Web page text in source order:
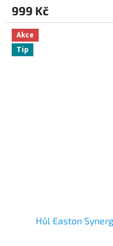
999 Kč
Akce
Tip
Hůl Easton